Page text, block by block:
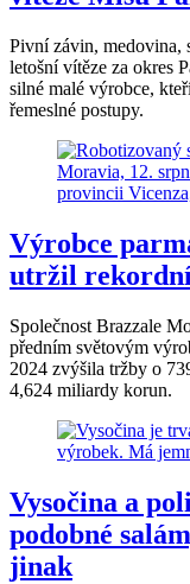
Pivní závin, medovina,
letošní vítěze za okres
silné malé výrobce,
řemeslné postupy.
Výrobce
utržil
Společnost Brazzale
předním světovým
2024 zvýšila tržby o
4,624 miliardy korun.
Vysočina a
podobné
jinak